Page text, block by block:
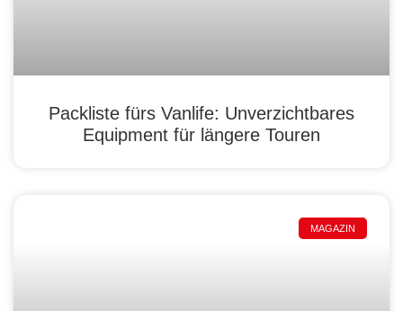
Packliste fürs Vanlife: Unverzichtbares
Equipment für längere Touren
MAGAZIN